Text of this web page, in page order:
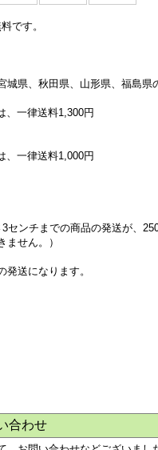
です。
県、秋田県、山形県、福島県の